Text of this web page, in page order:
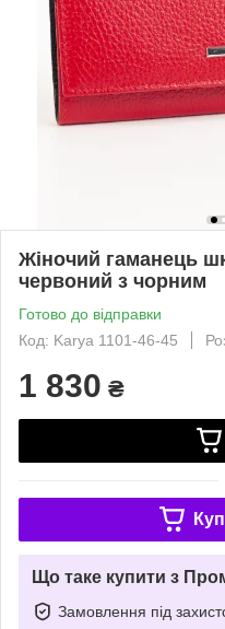
Жіночий гаманець
червоний з чорним
Готово до відправки
Код: Karya 1101-46-45
1 830 ₴
Що таке купити з
Замовлення під